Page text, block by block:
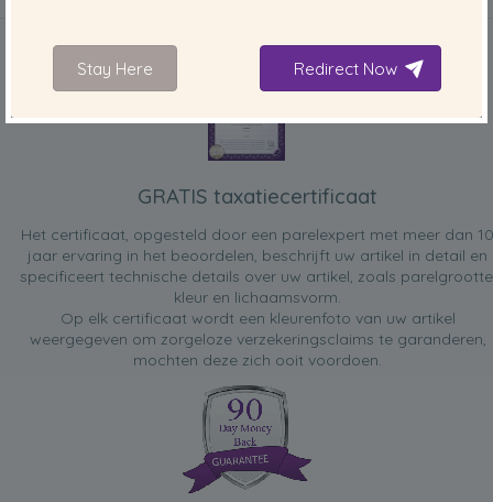
GRATIS taxatiecertificaat
Het certificaat, opgesteld door een parelexpert met meer dan 10
jaar ervaring in het beoordelen, beschrijft uw artikel in detail en
specificeert technische details over uw artikel, zoals
kleur en lichaamsvorm.
Op elk certificaat wordt een kleurenfoto van uw artikel
weergegeven om zorgeloze verzekeringsclaims te garanderen,
mochten deze zich ooit voordoen.
Stay Here Redirect Now